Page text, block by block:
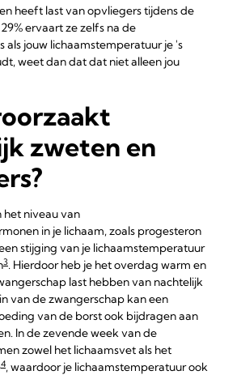
heeft last van opvliegers tijdens de
ervaart ze zelfs na de
als jouw lichaamstemperatuur je 's
weet dan dat dat niet alleen jou
zweten en
het niveau van
in je lichaam, zoals progesteron
stijging van je lichaamstemperatuur
3. Hierdoor heb je het overdag warm en
last hebben van nachtelijk
van de zwangerschap kan een
van de borst ook bijdragen aan
In de zevende week van de
zowel het lichaamsvet als het
4, waardoor je lichaamstemperatuur ook